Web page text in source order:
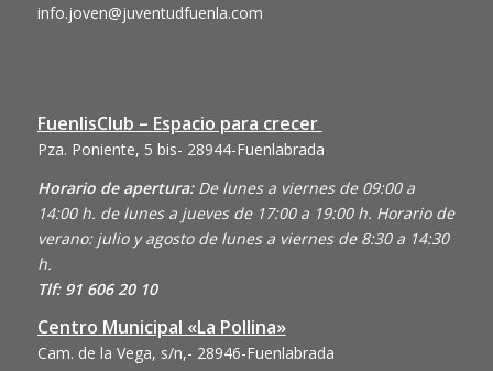
info.joven@juventudfuenla.com
FuenlisClub – Espacio para crecer
Pza. Poniente, 5 bis- 28944-Fuenlabrada
Horario de apertura:De lunes a viernes de 09:00 a
14:00 h. de lunes a jueves de 17:00 a 19:00 h. Horario de
verano: julio y agosto de lunes a viernes de 8:30 a 14:30
h.
Tlf: 91 606 20 10
Centro Municipal «La Pollina»
Cam. de la Vega, s/n,- 28946-Fuenlabrada